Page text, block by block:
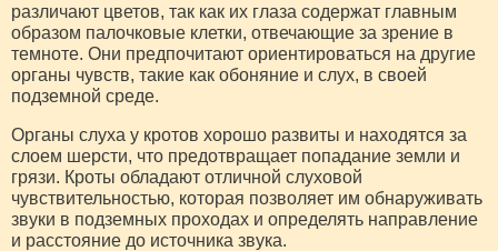
различают цветов, так как их глаза содержат главным
образом палочковые клетки, отвечающие за зрение в
темноте. Они предпочитают ориентироваться на другие
органы чувств, такие как обоняние и слух, в своей
подземной среде.
Органы слуха у кротов хорошо развиты и находятся за
слоем шерсти, что предотвращает попадание земли и
грязи. Кроты обладают отличной слуховой
чувствительностью, которая позволяет им обнаруживать
звуки в подземных проходах и определять направление
и расстояние до источника звука.